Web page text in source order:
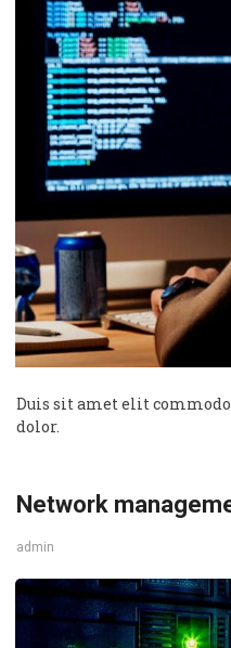
Duis sit amet elit
dolor.
Network
admin